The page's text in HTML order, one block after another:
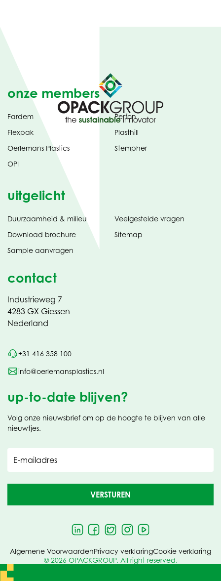
onze members
Fardem
Flexpak
Oerlemans Plastics
OPI
Perfon
Plasthill
Stempher
uitgelicht
Duurzaamheid & milieu
Download brochure(opent
tabblad)
Sample aanvragen
Veelgestelde vragen
Sitemap
contact
Industrieweg 7
4283 GX Giessen
Nederland
+31 416 358 100
info@oerlemansplastics.nl
up-to-date blijven?
Volg onze nieuwsbrief om op de hoogte te blijven van alle
nieuwtjes.
E-mailadres
VERSTUREN
© 2026 OPACKGROUP. All right reserved.
Algemene VoorwaardenPrivacy verklaringCookie verklaring